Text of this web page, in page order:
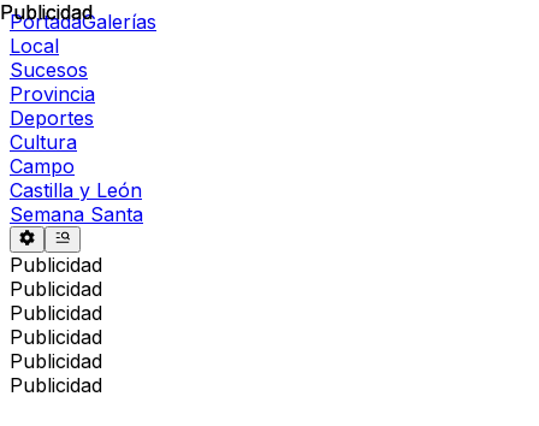
PortadaGalerías
Local
Sucesos
Provincia
Deportes
Cultura
Campo
Castilla y León
Semana Santa
Publicidad
Publicidad
Publicidad
Publicidad
Publicidad
Publicidad
Publicidad
Publicidad